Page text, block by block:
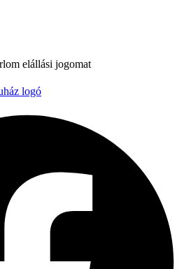
elállási jogomat